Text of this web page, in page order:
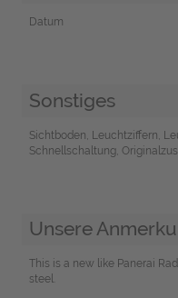
Datum
Sonstiges
Sichtboden, Leuchtziffern,
Schnellschaltung,
Unsere
This is a new like Panerai
steel.